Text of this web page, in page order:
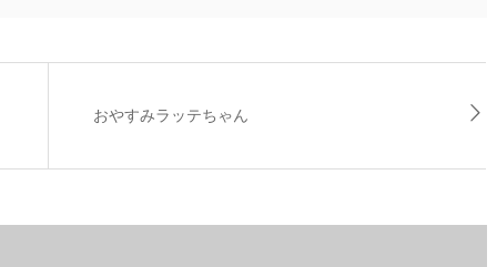
おやすみラッテちゃん